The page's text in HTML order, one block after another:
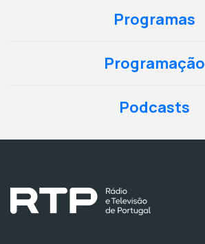
Programas
Programação
Podcasts